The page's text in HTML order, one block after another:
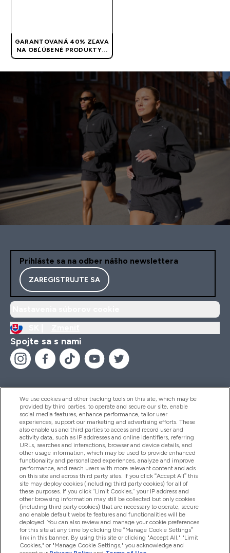
GARANTOVANÁ 40% ZĽAVA
NA OBĽÚBENÉ PRODUKTY! |
POUŽITE KÓD: RYCHLO
Prihláste sa na odber nášho newslettera
ZAREGISTRUJTE SA
Spojte sa s nami
Pomoc & Informácie
Produkty
Informácie O Spoločnosti
Vernosť & Odmeny
2026 The Hut.com Ltd
We use cookies and other tracking tools on this site, which may be
provided by third parties, to operate and secure our site, enable
social media features, enhance performance, tailor user
experiences, support our marketing and advertising efforts. These
also enable us and third parties to access and record user and
activity data, such as IP addresses and online identifiers, referring
URLs, searches and interactions, browser and device details, and
other usage information, which may be used to provide enhanced
functionality and personalized experiences, analyze and improve
performance, and reach users with more relevant content and ads
on this site and across third party sites. If you click “Accept All” this
site may deploy cookies (including third party cookies) for all of
these purposes. If you click “Limit Cookies,” your IP address and
other browsing information may still be collected but only cookies
(including third party cookies) that are necessary to operate, secure
and enable default website features and functionalities will be
deployed. You can also review and manage your cookie preferences
for this site at any time by clicking the “Manage Cookie Settings”
link in this banner. By using this site or clicking "Accept All," "Limit
Cookies," or "Manage Cookie Settings," you acknowledge and